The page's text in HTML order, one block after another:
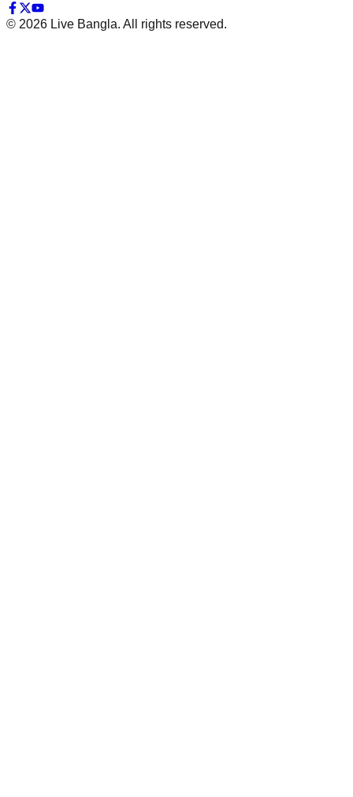
© 2026 Live Bangla. All rights reserved.